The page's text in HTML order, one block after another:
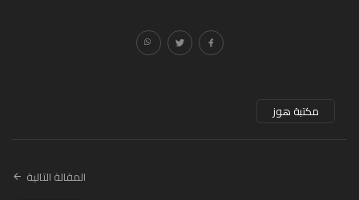
مكتبة هوز
المقالة التالية